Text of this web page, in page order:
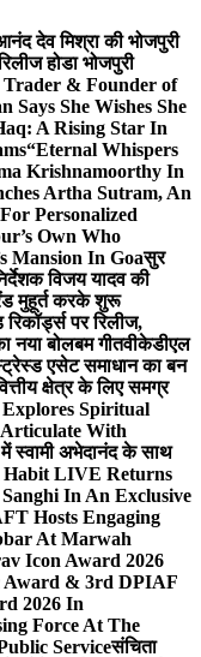
देव मिश्रा की भोजपुरी
होडा भोजपुरी
& Founder of
Says She Wishes She
A Rising Star In
“Eternal Whispers
Krishnamoorthy In
Artha Sutram, An
Personalized
Own Who
Mansion In Goaसुर
विजय यादव की
मुहूर्त करके शुरू
रिकॉर्ड्स पर रिलीज,
नया बोलबम गीतवीकेडीएल
एसेट समाधान का बन
क्षेत्र के लिए समग्र
Spiritual
With
स्वामी अभेदानंद के साथ
Habit LIVE Returns
In An Exclusive
Hosts Engaging
At Marwah
Icon Award 2026
Award & 3rd DPIAF
2026 In
Force At The
Serviceसंचिता